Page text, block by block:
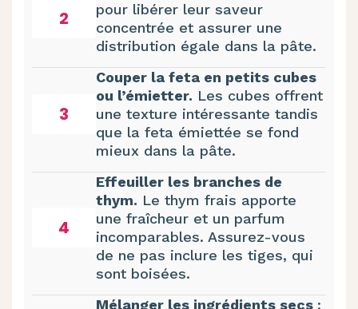
2
pour libérer leur saveur
concentrée et assurer une
distribution égale dans la pâte.
3
Couper la feta en petits cubes
ou l’émietter. Les cubes offrent
une texture intéressante tandis
que la feta émiettée se fond
mieux dans la pâte.
4
Effeuiller les branches de
thym. Le thym frais apporte
une fraîcheur et un parfum
incomparables. Assurez-vous
de ne pas inclure les tiges, qui
sont boisées.
Mélanger les ingrédients secs :